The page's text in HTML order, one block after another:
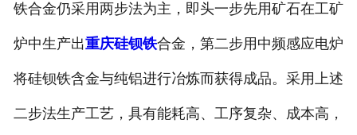
铁合金仍采用两步法为主，即头一步先用矿石在工矿
炉中生产出重庆硅钡铁合金，第二步用中频感应电炉
将硅钡铁含金与纯铝进行冶炼而获得成品。采用上述
二步法生产工艺，具有能耗高、工序复杂、成本高，